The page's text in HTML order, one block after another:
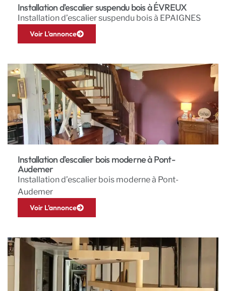
Installation d'escalier suspendu bois à ÉVREUX
Installation d’escalier suspendu bois à EPAIGNES
Voir L'annonce
Installation d'escalier bois moderne à Pont-
Audemer
Installation d’escalier bois moderne à Pont-
Audemer
Voir L'annonce